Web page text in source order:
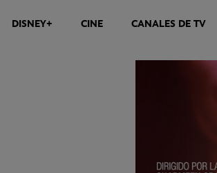
DISNEY+ CINE CANALES DE TV